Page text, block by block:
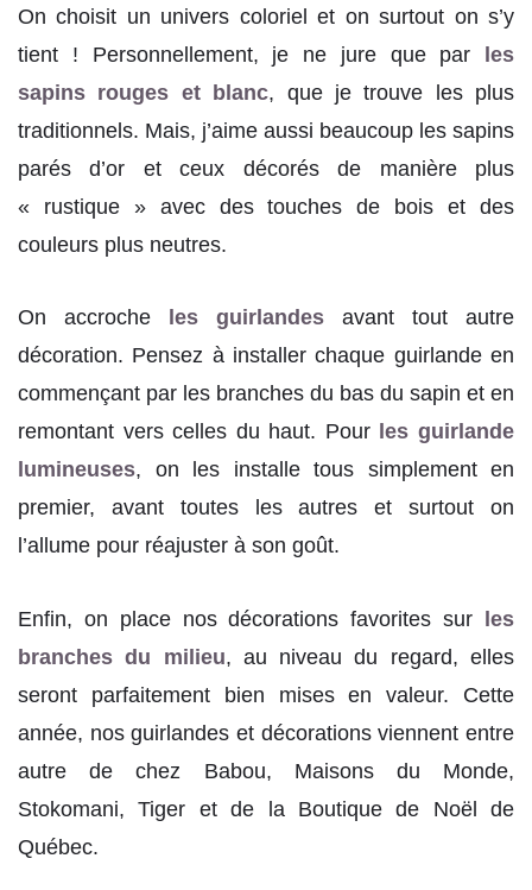
On choisit un univers coloriel et on surtout on s’y
tient ! Personnellement, je ne jure que par les
sapins rouges et blanc, que je trouve les plus
traditionnels. Mais, j’aime aussi beaucoup les sapins
parés d’or et ceux décorés de manière plus
« rustique » avec des touches de bois et des
couleurs plus neutres.
On accroche les guirlandes avant tout autre
décoration. Pensez à installer chaque guirlande en
commençant par les branches du bas du sapin et en
remontant vers celles du haut. Pour les guirlande
lumineuses, on les installe tous simplement en
premier, avant toutes les autres et surtout on
l’allume pour réajuster à son goût.
Enfin, on place nos décorations favorites sur les
branches du milieu, au niveau du regard, elles
seront parfaitement bien mises en valeur. Cette
année, nos guirlandes et décorations viennent entre
autre de chez Babou, Maisons du Monde,
Stokomani, Tiger et de la Boutique de Noël de
Québec.